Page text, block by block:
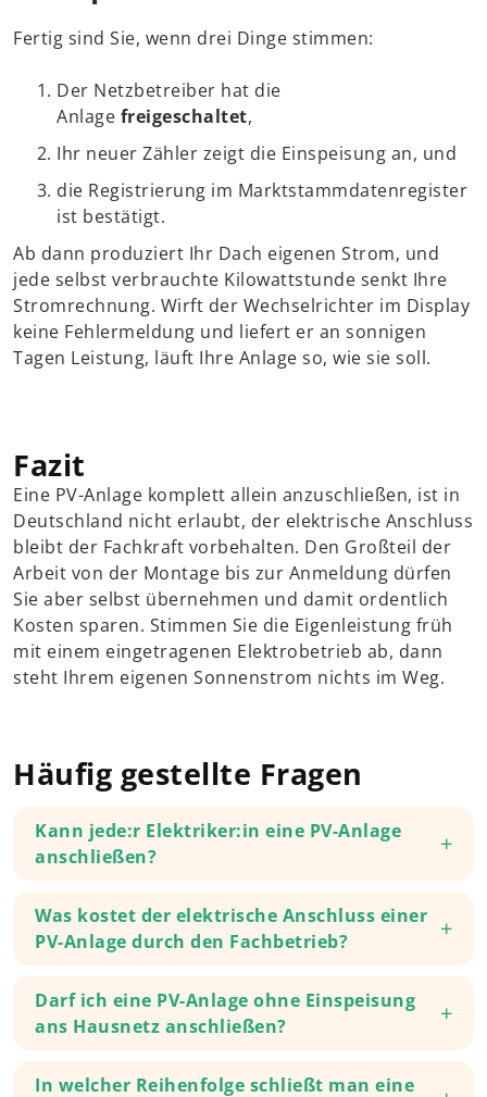
Fertig sind Sie, wenn drei Dinge stimmen:
Der Netzbetreiber hat die
Anlage freigeschaltet,
Ihr neuer Zähler zeigt die Einspeisung an, und
die Registrierung im Marktstammdatenregister
ist bestätigt.
Ab dann produziert Ihr Dach eigenen Strom, und
jede selbst verbrauchte Kilowattstunde senkt Ihre
Stromrechnung. Wirft der Wechselrichter im Display
keine Fehlermeldung und liefert er an sonnigen
Tagen Leistung, läuft Ihre Anlage so, wie sie soll.
Fazit
Eine PV-Anlage komplett allein anzuschließen, ist in
Deutschland nicht erlaubt, der elektrische Anschluss
bleibt der Fachkraft vorbehalten. Den Großteil der
Arbeit von der Montage bis zur Anmeldung dürfen
Sie aber selbst übernehmen und damit ordentlich
Kosten sparen. Stimmen Sie die Eigenleistung früh
mit einem eingetragenen Elektrobetrieb ab, dann
steht Ihrem eigenen Sonnenstrom nichts im Weg.
Häufig gestellte Fragen
Kann jede:r Elektriker:in eine PV-Anlage
anschließen?
Was kostet der elektrische Anschluss einer
PV-Anlage durch den Fachbetrieb?
Darf ich eine PV-Anlage ohne Einspeisung
ans Hausnetz anschließen?
In welcher Reihenfolge schließt man eine